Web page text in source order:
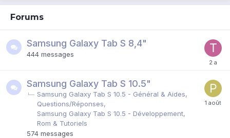
Forums
Samsung Galaxy Tab S 8,4"
444 messages
Samsung Galaxy Tab S 10.5"
Samsung Galaxy Tab S 10.5 - Général & Aides,
Questions/Réponses
Samsung Galaxy Tab S 10.5 - Développement,
Rom & Tutoriels
574 messages